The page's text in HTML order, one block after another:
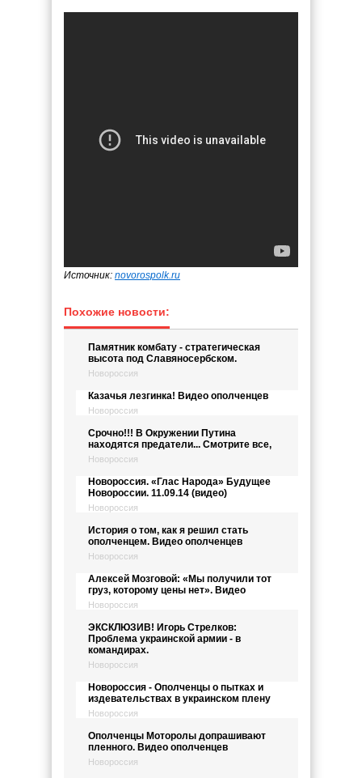
Источник: novorospolk.ru
Похожие новости:
Памятник комбату - стратегическая
высота под Славяносербском.
Новороссия
Казачья лезгинка! Видео ополченцев
Новороссия
Срочно!!! В Окружении Путина
находятся предатели... Смотрите все,
Новороссия
Новороссия. «Глас Народа» Будущее
Новороссии. 11.09.14 (видео)
Новороссия
История о том, как я решил стать
ополченцем. Видео ополченцев
Новороссия
Алексей Мозговой: «Мы получили тот
груз, которому цены нет». Видео
Новороссия
ЭКСКЛЮЗИВ! Игорь Стрелков:
Проблема украинской армии - в
командирах.
Новороссия
Новороссия - Ополченцы о пытках и
издевательствах в украинском плену
Новороссия
Ополченцы Моторолы допрашивают
пленного. Видео ополченцев
Новороссия